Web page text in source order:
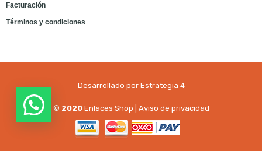
Facturación
Términos y condiciones
Desarrollado por Estrategia 4
© 2020Enlaces Shop | Aviso de privacidad